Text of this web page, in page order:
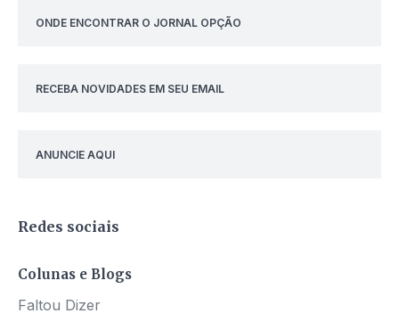
ONDE ENCONTRAR O JORNAL OPÇÃO
RECEBA NOVIDADES EM SEU EMAIL
ANUNCIE AQUI
Redes sociais
Colunas e Blogs
Faltou Dizer